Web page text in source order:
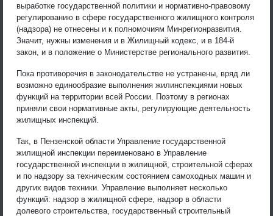
выработке государственной политики и нормативно-правовому
регулированию в сфере государственного жилищного контроля
(надзора) не отнесены и к полномочиям Минрегионразвития.
Значит, нужны изменения и в Жилищный кодекс, и в 184-й
закон, и в положение о Министерстве регионального развития.
Пока противоречия в законодательстве не устранены, вряд ли
возможно единообразие выполнения жилинспекциями новых
функций на территории всей России. Поэтому в регионах
приняли свои нормативные акты, регулирующие деятельность
жилищных инспекций.
Так, в Пензенской области Управление государственной
жилищной инспекции переименовано в Управление
государственной инспекции в жилищной, строительной сферах
и по надзору за техническим состоянием самоходных машин и
других видов техники. Управление выполняет несколько
функций: надзор в жилищной сфере, надзор в области
долевого строительства, государственный строительный